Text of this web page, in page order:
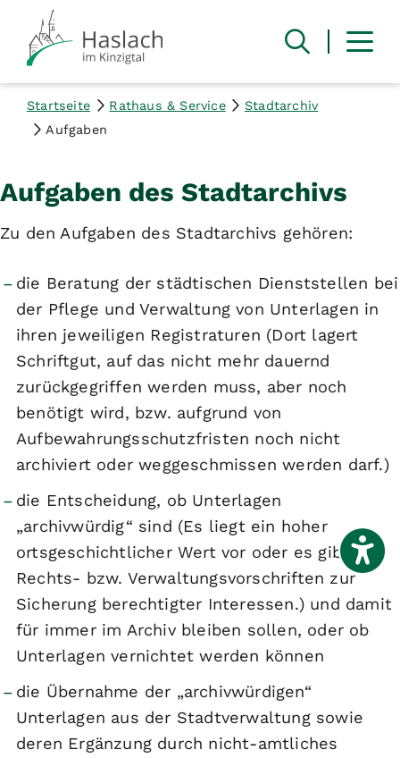
Startseite Rathaus & Service
Stadtarchiv
Aufgaben
Aufgaben des Stadtarchivs
Zu den Aufgaben des Stadtarchivs gehören:
die Beratung der städtischen Dienststellen bei
der Pflege und Verwaltung von Unterlagen in
ihren jeweiligen Registraturen (Dort lagert
Schriftgut, auf das nicht mehr dauernd
zurückgegriffen werden muss, aber noch
benötigt wird, bzw. aufgrund von
Aufbewahrungsschutzfristen noch nicht
archiviert oder weggeschmissen werden darf.)
die Entscheidung, ob Unterlagen
„archivwürdig“ sind (Es liegt ein hoher
ortsgeschichtlicher Wert vor oder es gibt
Rechts- bzw. Verwaltungsvorschriften zur
Sicherung berechtigter Interessen.) und damit
für immer im Archiv bleiben sollen, oder ob
Unterlagen vernichtet werden können
die Übernahme der „archivwürdigen“
Unterlagen aus der Stadtverwaltung sowie
deren Ergänzung durch nicht-amtliches